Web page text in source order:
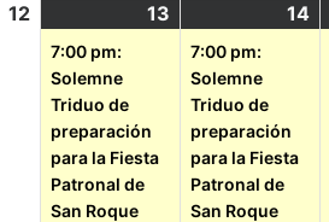
12 13
7:00 pm:
Solemne
Triduo de
preparación
para la Fiesta
Patronal de
San Roque
14
7:00 pm:
Solemne
Triduo de
preparación
para la Fiesta
Patronal de
San Roque